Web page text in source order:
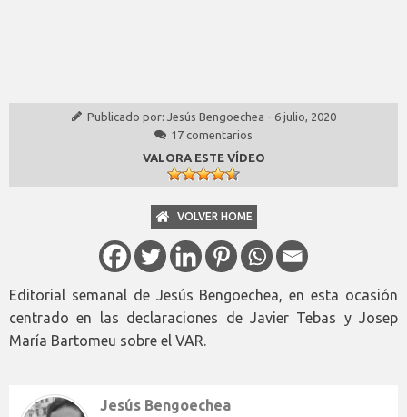
Publicado por: Jesús Bengoechea - 6 julio, 2020
17 comentarios
VALORA ESTE VÍDEO
VOLVER HOME
Editorial semanal de Jesús Bengoechea, en esta ocasión
centrado en las declaraciones de Javier Tebas y Josep
María Bartomeu sobre el VAR.
Jesús Bengoechea